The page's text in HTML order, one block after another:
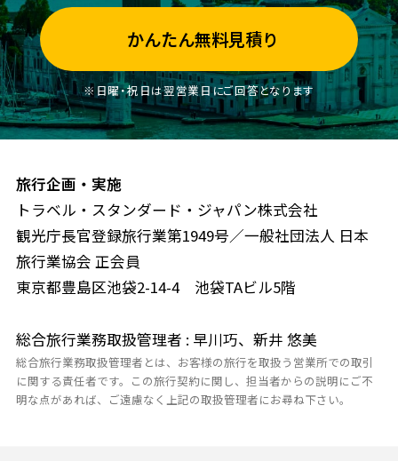
かんたん無料見積り
※日曜・祝日は翌営業日にご回答となります
旅行企画・実施
トラベル・スタンダード・ジャパン株式会社
観光庁長官登録旅行業第1949号／一般社団法人 日本
旅行業協会 正会員
東京都豊島区池袋2-14-4 池袋TAビル5階
総合旅行業務取扱管理者 : 早川巧、新井 悠美
総合旅行業務取扱管理者とは、お客様の旅行を取扱う営業所での取引
に関する責任者です。この旅行契約に関し、担当者からの説明にご不
明な点があれば、ご遠慮なく上記の取扱管理者にお尋ね下さい。